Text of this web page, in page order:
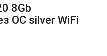
8Gb
ОС silver WiFi